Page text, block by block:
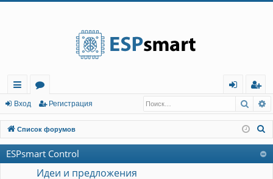
с
ы
лк
и
о
ру
м
ы
д
г
ис
тр
Вход Регистрация
Список форумов
ESPsmart Control
Идеи и предложения